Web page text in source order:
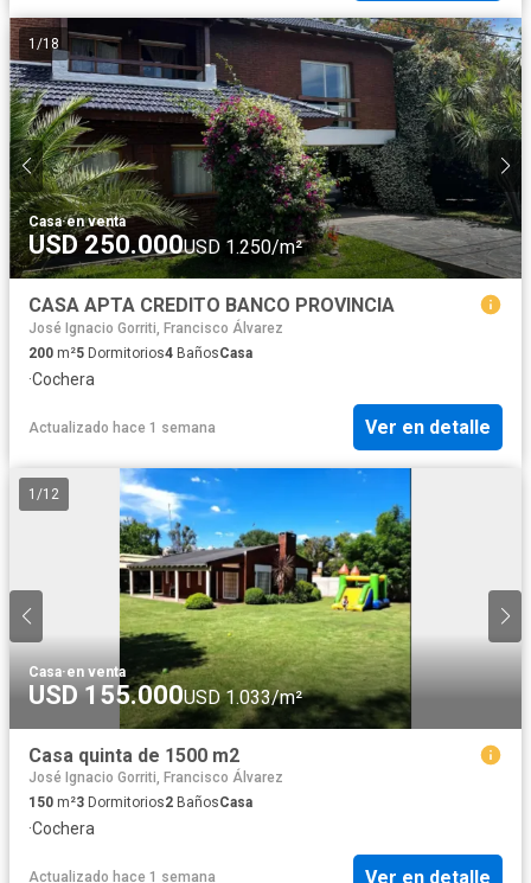
1 /18
Casa·en venta
USD 250.000USD 1.250/m²
CASA APTA CREDITO BANCO PROVINCIA
José Ignacio Gorriti, Francisco Álvarez
200 m²5 Dormitorios4 BañosCasa
·Cochera
Actualizado hace 1 semana Ver en detalle
1 /12
Casa·en venta
USD 155.000USD 1.033/m²
Casa quinta de 1500 m2
José Ignacio Gorriti, Francisco Álvarez
150 m²3 Dormitorios2 BañosCasa
·Cochera
Actualizado hace 1 semana Ver en detalle